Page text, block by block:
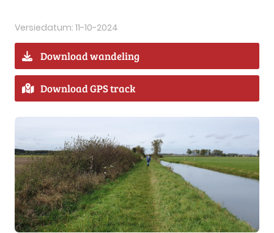
Versiedatum: 11-10-2024
Download wandeling
Download GPS track